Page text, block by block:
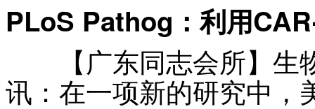
PLoS Pathog：利用
【广东同志会所】生
讯：在一项新的研究中，